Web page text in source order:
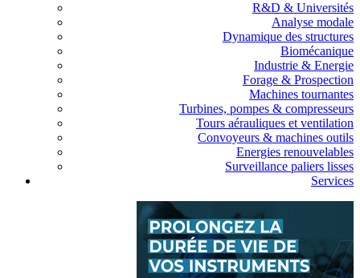
R&D & Universités
Analyse modale
Dynamique des structures
Biomécanique
Industrie & Energie
Forage & Prospection
Machines tournantes
Turbines, pompes & compresseurs
Tours aérauliques et ventilation
Convoyeurs & machines outils
Energies renouvelables
Surveillance paliers lisses
Services